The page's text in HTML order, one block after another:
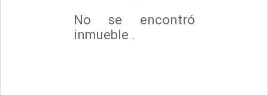
No se encontró
inmueble .